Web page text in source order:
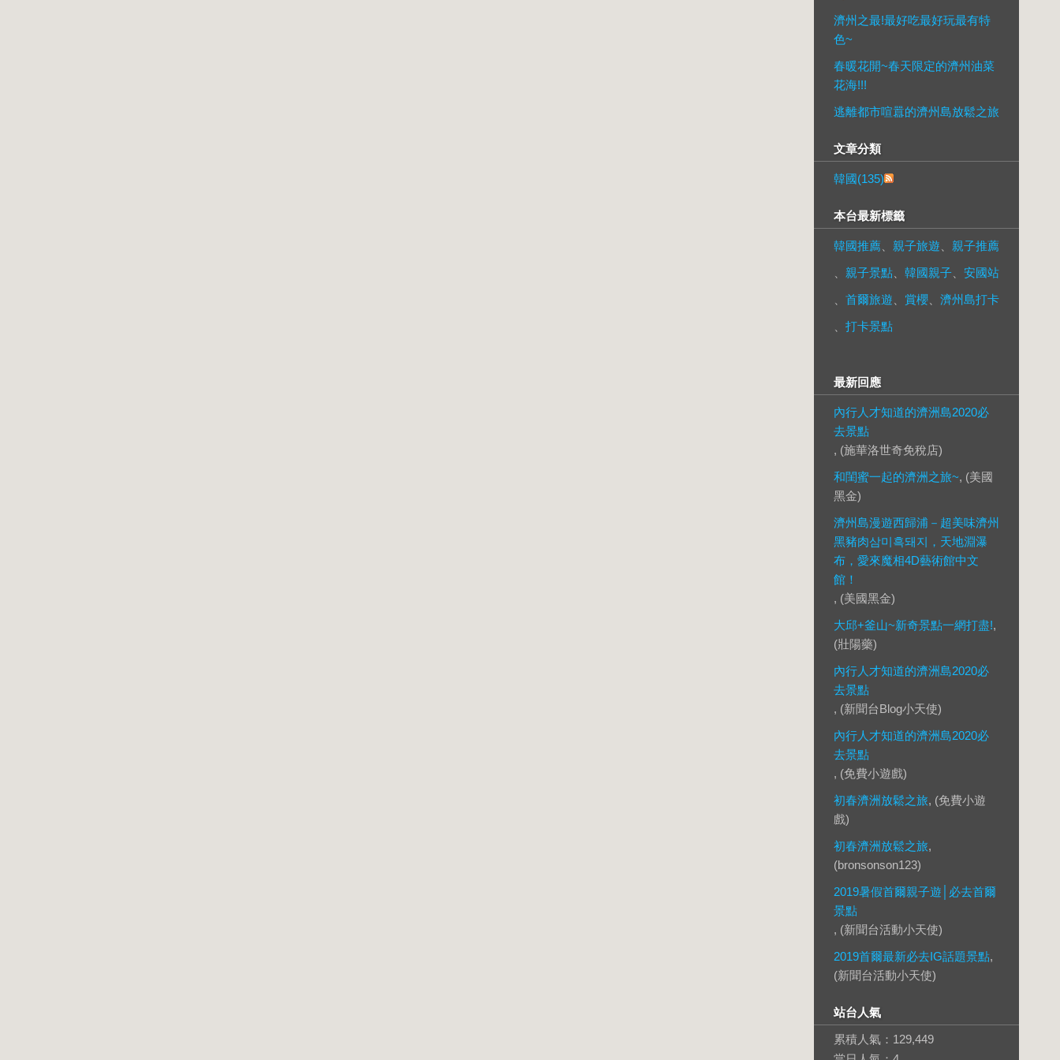
濟州之最!最好吃最好玩最有特
色~
春暖花開~春天限定的濟州油菜
花海!!!
逃離都市喧囂的濟州島放鬆之旅
文章分類
韓國(135)
本台最新標籤
韓國推薦 親子旅遊
親子推薦
親子景點 韓國親子
安國站
首爾旅遊 賞櫻
濟州島打卡
打卡景點
最新回應
內行人才知道的濟洲島2020必
去景點
, (施華洛世奇免稅店)
和閨蜜一起的濟洲之旅~, (美國
黑金)
濟州島漫遊西歸浦－超美味濟州
黑豬肉삼미흑돼지，天地淵瀑
布，愛來魔相4D藝術館中文
館！
, (美國黑金)
大邱+釜山~新奇景點一網打盡!,
(壯陽藥)
內行人才知道的濟洲島2020必
去景點
, (新聞台Blog小天使)
內行人才知道的濟洲島2020必
去景點
, (免費小遊戲)
初春濟洲放鬆之旅, (免費小遊
戲)
初春濟洲放鬆之旅,
(bronsonson123)
2019暑假首爾親子遊│必去首爾
景點
, (新聞台活動小天使)
2019首爾最新必去IG話題景點,
(新聞台活動小天使)
站台人氣
累積人氣： 129,449